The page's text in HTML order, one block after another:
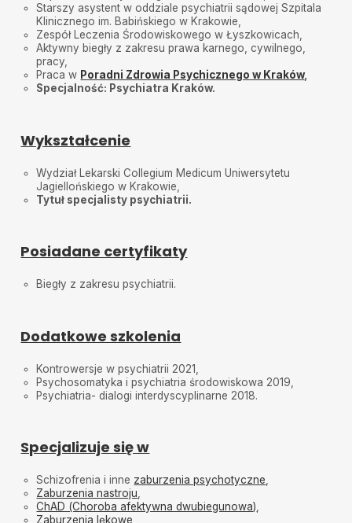
Starszy asystent w oddziale psychiatrii sądowej Szpitala
Klinicznego im. Babińskiego w Krakowie,
Zespół Leczenia Środowiskowego w Łyszkowicach,
Aktywny biegły z zakresu prawa karnego, cywilnego,
pracy,
Praca w Poradni Zdrowia Psychicznego w Kraków,
Specjalność: Psychiatra Kraków.
Wykształcenie
Wydział Lekarski Collegium Medicum Uniwersytetu
Jagiellońskiego w Krakowie,
Tytuł specjalisty psychiatrii.
Posiadane certyfikaty
Biegły z zakresu psychiatrii.
Dodatkowe szkolenia
Kontrowersje w psychiatrii 2021,
Psychosomatyka i psychiatria środowiskowa 2019,
Psychiatria- dialogi interdyscyplinarne 2018.
Specjalizuje się w
Schizofrenia i inne zaburzenia psychotyczne,
Zaburzenia nastroju,
ChAD (Choroba afektywna dwubiegunowa),
Zaburzenia lękowe